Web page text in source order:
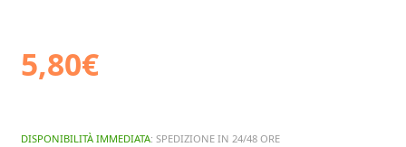
5,80€
DISPONIBILITÀ IMMEDIATA: SPEDIZIONE IN 24/48 ORE